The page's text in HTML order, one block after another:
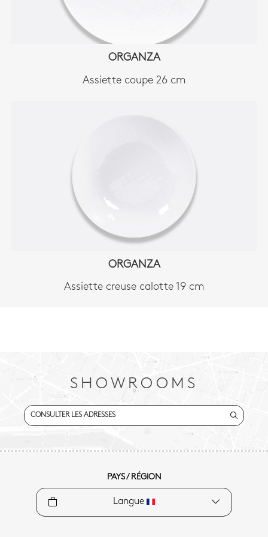
ORGANZA
Assiette coupe 26 cm
ORGANZA
Assiette creuse calotte 19 cm
SHOWROOMS
CONSULTER LES ADRESSES
PAYS / RÉGION
Langue